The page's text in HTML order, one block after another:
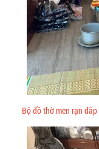
Bộ đồ thờ men rạn